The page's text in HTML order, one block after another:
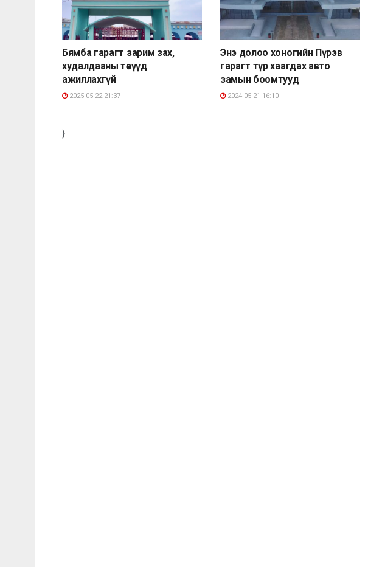
Бямба гарагт зарим зах,
худалдааны төвүүд
ажиллахгүй
2025-05-22 21:37
Энэ долоо хоногийн Пүрэв
гарагт түр хаагдах авто
замын боомтууд
2024-05-21 16:10
}